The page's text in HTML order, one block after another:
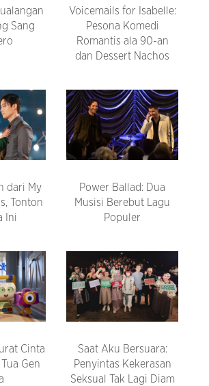
Sang
Voicemails for Isabelle:
Pesona Komedi
Romantis ala 90-an
dan Dessert Nachos
dari My
Tonton
Ini
Power Ballad: Dua
Musisi Berebut Lagu
Populer
Cinta
Gen
Saat Aku Bersuara:
Penyintas Kekerasan
Seksual Tak Lagi Diam